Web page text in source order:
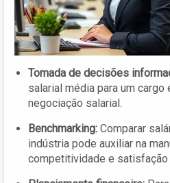
Tomada de decisões
salarial média para um cargo
negociação salarial.
Benchmarking: Comparar
indústria pode auxiliar na
competitividade e